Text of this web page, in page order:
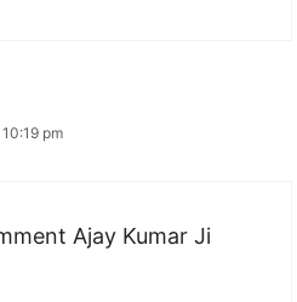
pm
Ajay Kumar Ji